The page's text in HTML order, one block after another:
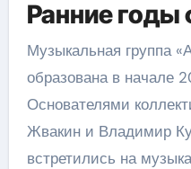
Ранние
Музыкальная группа
образована в начале
Основателями
Жвакин и Владимир
встретились на